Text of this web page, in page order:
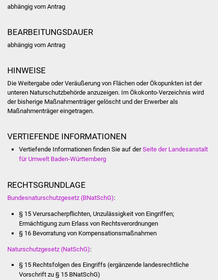
Jugendhaus
Kinder- und
Familienzentrum
NETZMonitor
Ärzte und Apotheken
abhängig vom Antrag
BEARBEITUNGSDAUER
abhängig vom Antrag
HINWEISE
Die Weitergabe oder Veräußerung von Flächen oder Ökopunkten ist der
unteren Naturschutzbehörde anzuzeigen. Im Ökokonto-Verzeichnis wird
der bisherige Maßnahmenträger gelöscht und der Erwerber als
Maßnahmenträger eingetragen.
VERTIEFENDE INFORMATIONEN
Vertiefende Informationen finden Sie auf derSeite der Landesanstalt
für Umwelt Baden-Württemberg
RECHTSGRUNDLAGE
Bundesnaturschutzgesetz (BNatSchG):
§ 15 Verursacherpflichten, Unzulässigkeit von Eingriffen;
Ermächtigung zum Erlass von Rechtsverordnungen
§ 16 Bevorratung von Kompensationsmaßnahmen
Naturschutzgesetz (NatSchG):
§ 15 Rechtsfolgen des Eingriffs (ergänzende landesrechtliche
Vorschrift zu § 15 BNatSchG)